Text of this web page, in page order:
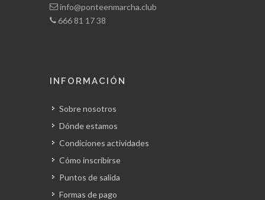
info@ponteenmarcha.club
666 81 17 38
INFORMACIÓN
Sobre nosotros
Dónde estamos
Condiciones actividades
Cómo inscribirse
Puntos de salida
Formas de pago